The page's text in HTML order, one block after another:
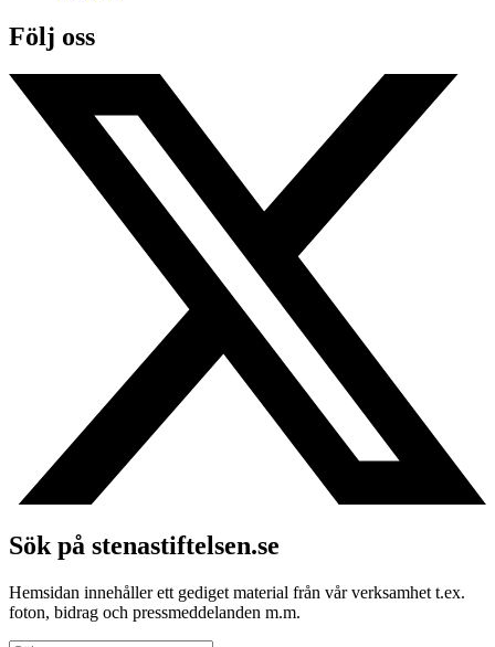
Följ oss
Sök på stenastiftelsen.se
Hemsidan innehåller ett gediget material från vår verksamhet t.ex.
foton, bidrag och pressmeddelanden m.m.